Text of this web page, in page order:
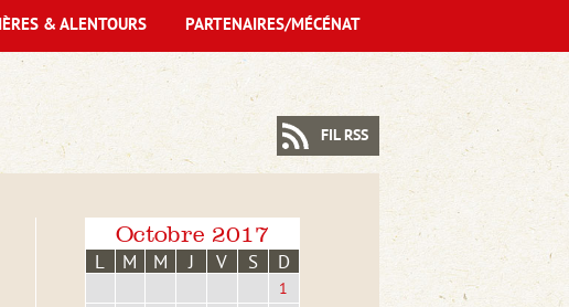
Octobre 2017
L M M J V S D
1
FIL RSS
& ALENTOURS PARTENAIRES/MÉCÉNAT